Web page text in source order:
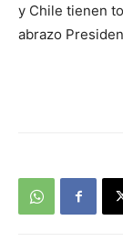
y Chile tienen
abrazo